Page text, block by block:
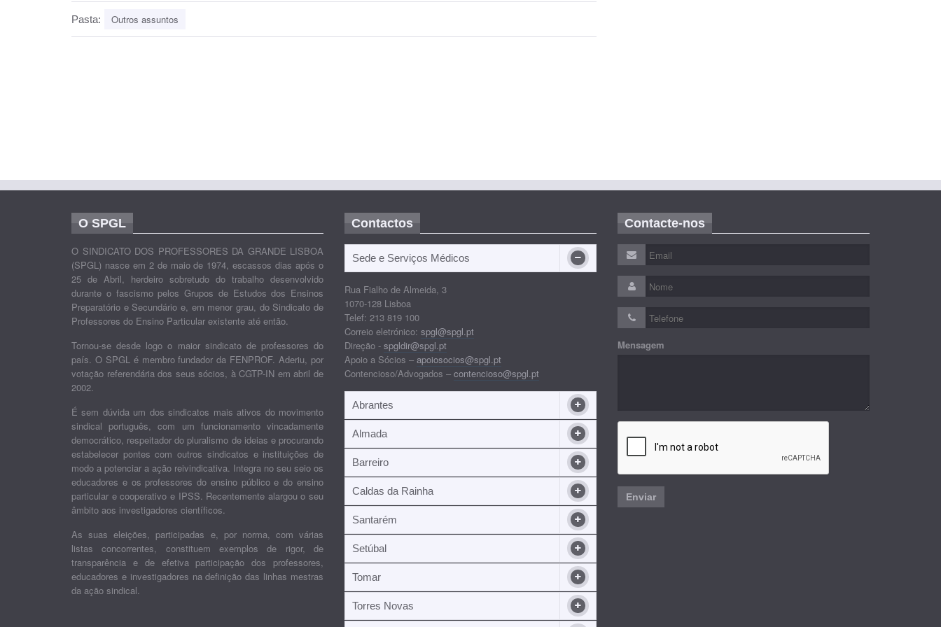
Pasta: Outros assuntos
O SPGL
O SINDICATO DOS PROFESSORES DA GRANDE LISBOA
(SPGL) nasce em 2 de maio de 1974, escassos dias após o
25 de Abril, herdeiro sobretudo do trabalho desenvolvido
durante o fascismo pelos Grupos de Estudos dos Ensinos
Preparatório e Secundário e, em menor grau, do Sindicato de
Professores do Ensino Particular existente até então.
Tornou-se desde logo o maior sindicato de professores do
país. O SPGL é membro fundador da FENPROF. Aderiu, por
votação referendária dos seus sócios, à CGTP-IN em abril de
2002.
É sem dúvida um dos sindicatos mais ativos do movimento
sindical português, com um funcionamento vincadamente
democrático, respeitador do pluralismo de ideias e procurando
estabelecer pontes com outros sindicatos e instituições de
modo a potenciar a ação reivindicativa. Integra no seu seio os
educadores e os professores do ensino público e do ensino
particular e cooperativo e IPSS. Recentemente alargou o seu
âmbito aos investigadores científicos.
As suas eleições, participadas e, por norma, com várias
listas concorrentes, constituem exemplos de rigor, de
transparência e de efetiva participação dos professores,
educadores e investigadores na definição das linhas mestras
da ação sindical.
Contactos
Sede e Serviços Médicos
Rua Fialho de Almeida, 3
1070-128 Lisboa
Telef: 213 819 100
Correio eletrónico: spgl@spgl.pt
Direção - spgldir@spgl.pt
Apoio a Sócios – apoiosocios@spgl.pt
Contencioso/Advogados – contencioso@spgl.pt
Abrantes
Almada
Barreiro
Caldas da Rainha
Santarém
Setúbal
Tomar
Torres Novas
Contacte-nos
Mensagem
Enviar